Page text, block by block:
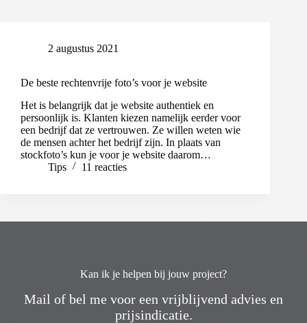
2 augustus 2021
De beste rechtenvrije foto’s voor je website
Het is belangrijk dat je website authentiek en
persoonlijk is. Klanten kiezen namelijk eerder voor
een bedrijf dat ze vertrouwen. Ze willen weten wie
de mensen achter het bedrijf zijn. In plaats van
stockfoto’s kun je voor je website daarom…
Tips
11 reacties
Kan ik je helpen bij jouw project?
Mail of bel me voor een vrijblijvend advies en
prijsindicatie.